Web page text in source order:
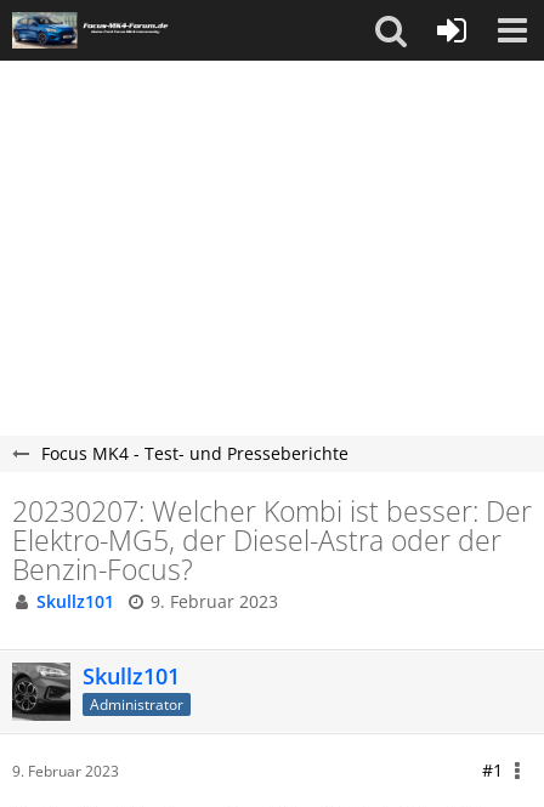
Focus MK4 - Test- und Presseberichte
20230207: Welcher Kombi ist besser: Der
Elektro-MG5, der Diesel-Astra oder der
Benzin-Focus?
Skullz101 9. Februar 2023
Skullz101
Administrator
9. Februar 2023 #1